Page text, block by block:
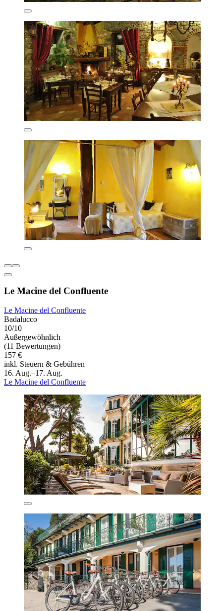
Le Macine del Confluente
Le Macine del Confluente
Badalucco
10/10
Außergewöhnlich
(11 Bewertungen)
157 €
inkl. Steuern & Gebühren
16. Aug.–17. Aug.
Le Macine del Confluente